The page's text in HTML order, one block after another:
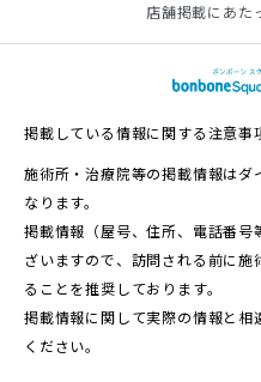
店舗掲載にあた
掲載している情報に関する注意事
施術所・治療院等の掲載情報はダ
なります。
掲載情報（屋号、住所、電話番
ざいますので、訪問される前に
ることを推奨しております。
掲載情報に関して実際の情報と相
ください。